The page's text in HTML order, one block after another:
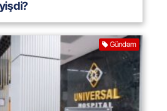
Gündəm